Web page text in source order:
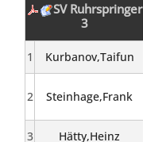
SV Ruhrspringer
3
1 Kurbanov,Taifun
2 Steinhage,Frank
3 Hätty,Heinz